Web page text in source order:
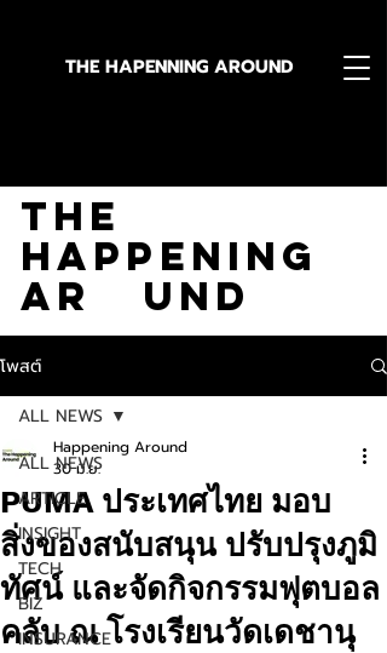
THE HAPENNING AROUND
The
Happening
Ar und
โพสต์
ALL NEWS
ARTICLE
INSIGHT
TECH
BIZ
INSURANCE
ALL NEWS
PUMA ประเทศไทย มอบ
สิ่งของสนับสนุน ปรับปรุงภูมิ
ทัศน์ และจัดกิจกรรมฟุตบอล
คลับ ณ โรงเรียนวัดเดชานุ
Happening Around
30 มิ.ย.